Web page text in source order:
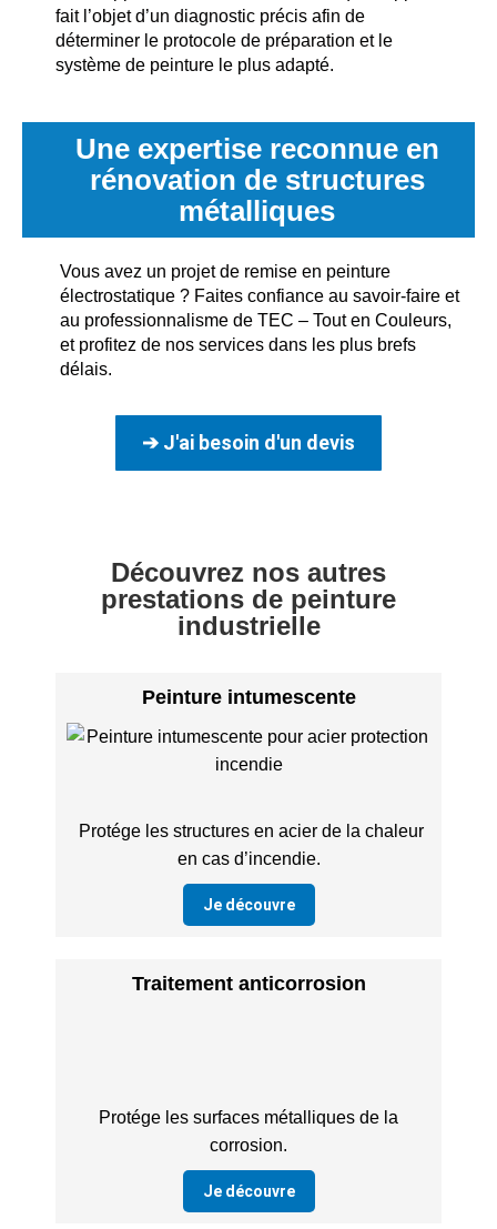
fait l’objet d’un diagnostic précis afin de
déterminer le protocole de préparation et le
système de peinture le plus adapté.
Une expertise reconnue en
rénovation de structures
métalliques
Vous avez un projet de remise en peinture
électrostatique ? Faites confiance au savoir-faire et
au professionnalisme de TEC – Tout en Couleurs,
et profitez de nos services dans les plus brefs
délais.
➔ J'ai besoin d'un devis
Découvrez nos autres
prestations de peinture
industrielle
Peinture intumescente
Protége les structures en acier de la chaleur
en cas d’incendie.
Je découvre
Traitement anticorrosion
Protége les surfaces métalliques de la
corrosion.
Je découvre